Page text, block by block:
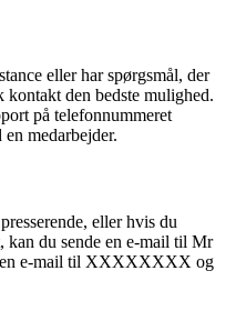
eller har spørgsmål, der
den bedste mulighed.
på telefonnummeret
medarbejder.
eller hvis du
du sende en e-mail til Mr
en e-mail til XXXXXXXX og